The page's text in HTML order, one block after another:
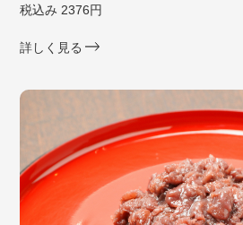
税込み 2376円
詳しく見る